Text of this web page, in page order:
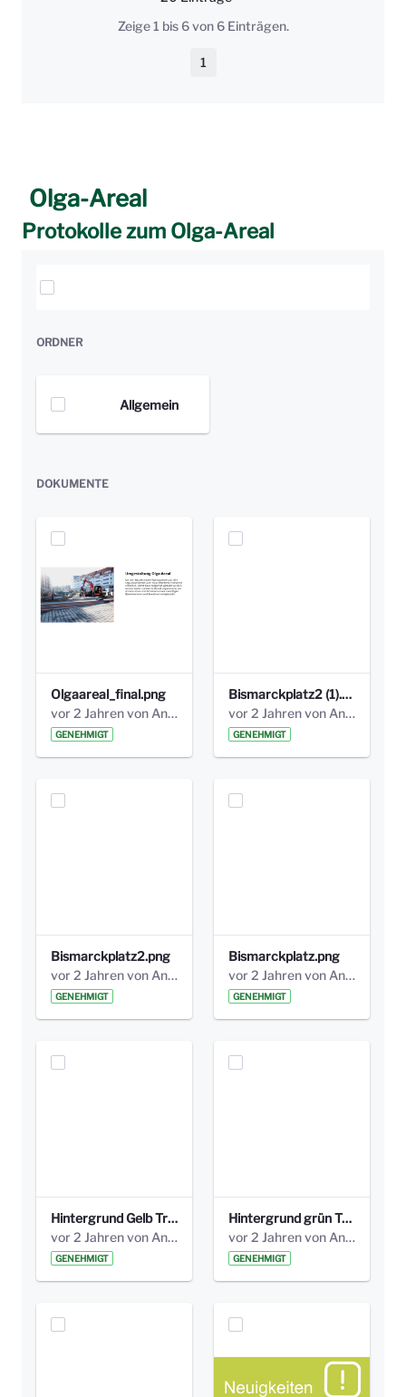
Zeige 1 bis 6 von 6 Einträgen.
Seite
1
Olga-Areal
Protokolle zum Olga-Areal
Elemente auswählen
ORDNER
Allgemein
DOKUMENTE
Olgaareal_final.png
vor 2 Jahren von Anni Schlumberger
GENEHMIGT
Bismarckplatz2 (1).png
vor 2 Jahren von Anni Schlumberger
GENEHMIGT
Bismarckplatz2.png
vor 2 Jahren von Anni Schlumberger
GENEHMIGT
Bismarckplatz.png
vor 2 Jahren von Anni Schlumberger
GENEHMIGT
Hintergrund Gelb Transparent.jpg
vor 2 Jahren von Anni Schlumberger
GENEHMIGT
Hintergrund grün Transparent.jpg
vor 2 Jahren von Anni Schlumberger
GENEHMIGT